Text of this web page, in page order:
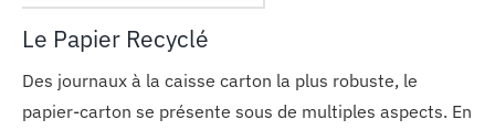
Le Papier Recyclé
Des journaux à la caisse carton la plus robuste, le
papier-carton se présente sous de multiples aspects. En